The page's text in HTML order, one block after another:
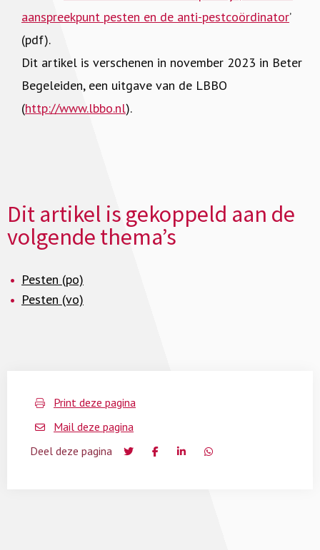
aanspreekpunt pesten en de anti-pestcoördinator’
(pdf).
Dit artikel is verschenen in november 2023 in Beter
Begeleiden, een uitgave van de LBBO
(http://www.lbbo.nl).
Dit artikel is gekoppeld aan de
volgende thema’s
Pesten (po)
Pesten (vo)
Print deze pagina
Mail deze pagina
Deel deze pagina